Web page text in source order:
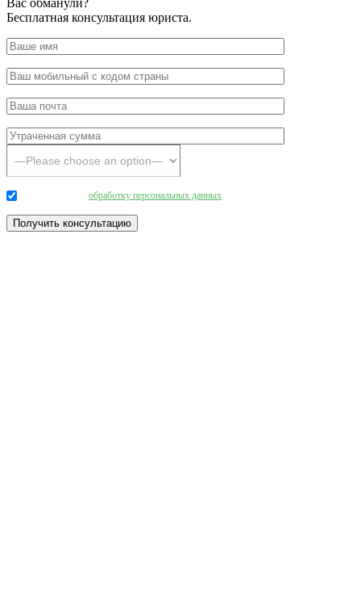
Бесплатная консультация юриста.
обработку персональных данных